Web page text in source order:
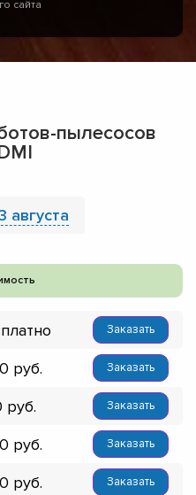
сайта
пылесосов
августа
Заказать
Заказать
Заказать
Заказать
Заказать